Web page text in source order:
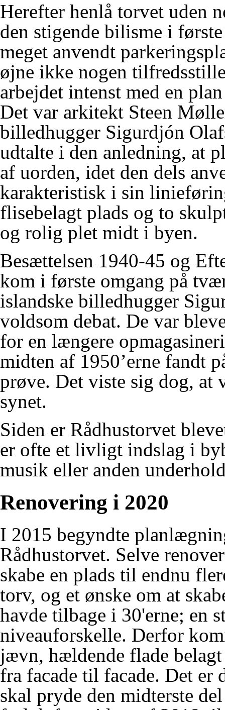
Herefter henlå torvet uden
den stigende bilisme i
meget anvendt
øjne ikke nogen
arbejdet intenst med en
Det var arkitekt Steen
billedhugger Sigurdjón
udtalte i den anledning, at
af uorden, idet den dels
karakteristisk i sin
flisebelagt plads og to
og rolig plet midt i byen.
Besættelsen 1940-45 og
kom i første omgang på
islandske billedhugger
voldsom debat. De var
for en længere
midten af 1950’erne fandt
prøve. Det viste sig dog, at
synet.
Siden er Rådhustorvet
er ofte et livligt indslag i
musik eller anden
Renovering i 2020
I 2015 begyndte
Rådhustorvet. Selve
skabe en plads til endnu
torv, og et ønske om at
havde tilbage i 30'erne; en
niveauforskelle. Derfor
jævn, hældende flade
fra facade til facade. Det er
skal pryde den midterste